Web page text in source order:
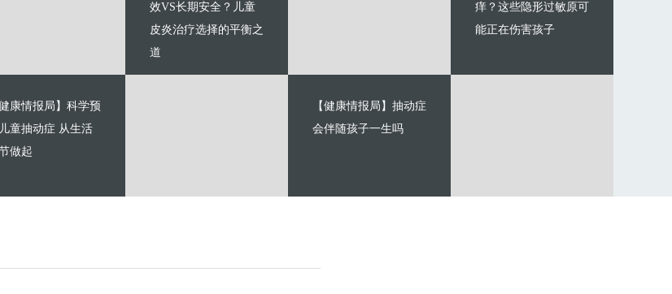
效VS长期安全？儿童
皮炎治疗选择的平衡之
道
健康情报局】科学预
童抽动症 从生活
做起
痒？这些隐形过敏原可
能正在伤害孩子
【健康情报局】抽动症
会伴随孩子一生吗